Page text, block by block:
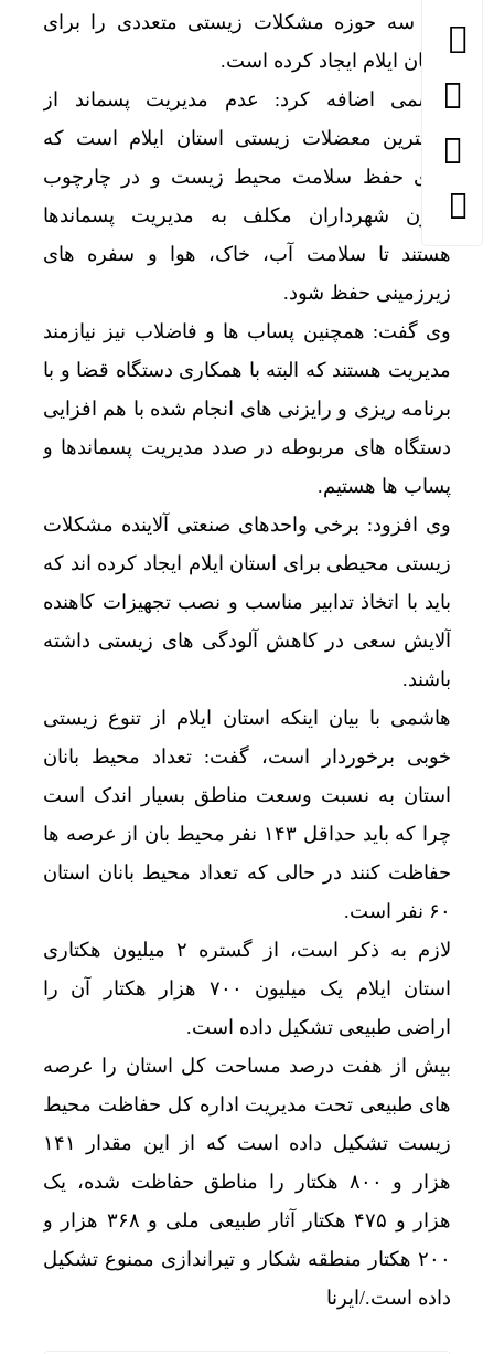
این سه حوزه مشکلات زیستی متعددی را برای
استان ایلام ایجاد کرده است.
هاشمی اضافه کرد: عدم مدیریت پسماند از
مهمترین معضلات زیستی استان ایلام است که
برای حفظ سلامت محیط زیست و در چارچوب
قانون شهرداران مکلف به مدیریت پسماندها
هستند تا سلامت آب، خاک، هوا و سفره های
زیرزمینی حفظ شود.
وی گفت: همچنین پساب ها و فاضلاب نیز نیازمند
مدیریت هستند که البته با همکاری دستگاه قضا و با
برنامه ریزی و رایزنی های انجام شده با هم افزایی
دستگاه های مربوطه در صدد مدیریت پسماندها و
پساب ها هستیم.
وی افزود: برخی واحدهای صنعتی آلاینده مشکلات
زیستی محیطی برای استان ایلام ایجاد کرده اند که
باید با اتخاذ تدابیر مناسب و نصب تجهیزات کاهنده
آلایش سعی در کاهش آلودگی های زیستی داشته
باشند.
هاشمی با بیان اینکه استان ایلام از تنوع زیستی
خوبی برخوردار است، گفت: تعداد محیط بانان
استان به نسبت وسعت مناطق بسیار اندک است
چرا که باید حداقل ۱۴۳ نفر محیط بان از عرصه ها
حفاظت کنند در حالی که تعداد محیط بانان استان
۶۰ نفر است.
لازم به ذکر است، از گستره ۲ میلیون هکتاری
استان ایلام یک میلیون ۷۰۰ هزار هکتار آن را
اراضی طبیعی تشکیل داده است.
بیش از هفت درصد مساحت کل استان را عرصه
های طبیعی تحت مدیریت اداره کل حفاظت محیط
زیست تشکیل داده است که از این مقدار ۱۴۱
هزار و ۸۰۰ هکتار را مناطق حفاظت شده، یک
هزار و ۴۷۵ هکتار آثار طبیعی ملی و ۳۶۸ هزار و
۲۰۰ هکتار منطقه شکار و تیراندازی ممنوع تشکیل
داده است./ایرنا